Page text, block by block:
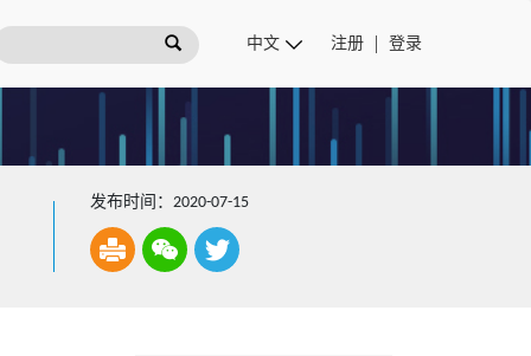
注册 登录
发布时间：2020-07-15